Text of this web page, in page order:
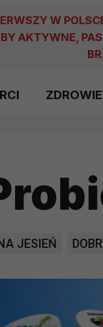
W
AKTYWNE,
ZDROWIE
JESIEŃ